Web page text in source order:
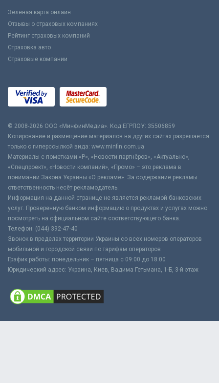
Зеленая карта онлайн
Отзывы о страховых компаниях
Рейтинг страховых компаний
Страховка авто
Страховые компании
© 2008-2026 ООО «МинфинМедиа». Код ЕГРПОУ: 35506859
Копирование и размещение материалов на других сайтах разрешается
только с гиперссылкой вида: www.minfin.com.ua
Материалы с пометками «Р», «Новости партнёров», «Актуально»,
«Спецпроект», «Новости компаний», «Промо» – это реклама в
понимании Закона Украины «О рекламе». За содержание рекламы
ответственность несёт рекламодатель.
Информация на данной странице не является рекламой банковских
услуг. Проверенную банком информацию о продуктах и услугах можно
посмотреть на официальном сайте соответствующего банка.
Телефон: (044) 392-47-40
Звонок в пределах территории Украины со всех номеров операторов
мобильной и городской связи по тарифам операторов
График работы: понедельник – пятница с 09:00 до 18:00
Юридический адрес: Украина, Киев, Вадима Гетьмана, 1-Б, 3-й этаж